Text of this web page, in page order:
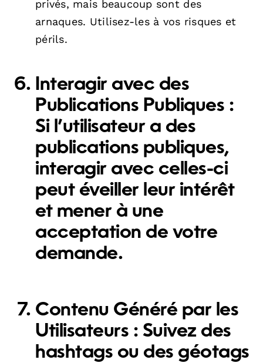
privés, mais beaucoup sont des
arnaques. Utilisez-les à vos risques et
périls.
Interagir avec des
Publications Publiques :
Si l’utilisateur a des
publications publiques,
interagir avec celles-ci
peut éveiller leur intérêt
et mener à une
acceptation de votre
demande.
Contenu Généré par les
Utilisateurs : Suivez des
hashtags ou des géotags